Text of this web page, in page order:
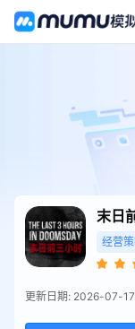
末日
经营
更新日期: 2026-07-17